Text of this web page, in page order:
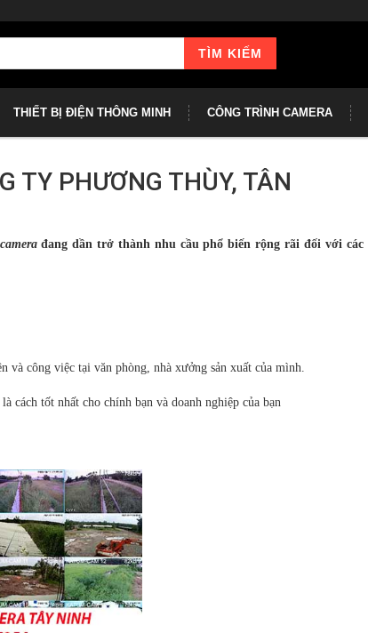
TÌM KIẾM
THIẾT BỊ ĐIỆN THÔNG MINH CÔNG TRÌNH CAMERA
TY PHƯƠNG THÙY, TÂN
đang dần trở thành nhu cầu phổ biến rộng rãi đối với các
công việc tại văn phòng, nhà xưởng sản xuất của mình.
cách tốt nhất cho chính bạn và doanh nghiệp của bạn